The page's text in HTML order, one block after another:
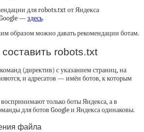
для robots.txt от Яндекса
—здесь.
образом можно давать рекомендации ботам.
robots.txt
(директив) с указанием страниц, на
и адресатов — имён ботов, к которым
только боты Яндекса, а в
для ботов Google и Яндекса одинаковы.
файла